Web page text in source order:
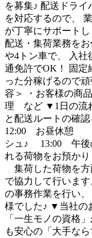
を募集♪ 配送ドラ
を対応するので、
が丁寧にサポート
配送・集荷業務を
や4トン車で、 入社
通免許でOK！ 固定
った分稼げるので
容＞ ・お客様の商
理 など ▼1日の
と配送ルートの
12:00 お昼休憩
シュ♪ 13:00 午
れる荷物をお預か
集荷した荷物を
で協力して行い
の事務作業を行
様でした♪ ▼当社の
「一生モノの資格
も安心の「大手な